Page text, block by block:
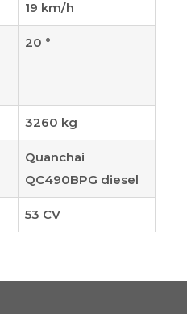
19 km/h
20 °
3260 kg
Quanchai
QC490BPG diesel
53 CV